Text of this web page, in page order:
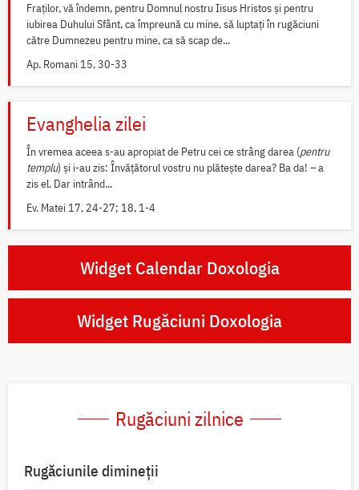
Fraților, vă îndemn, pentru Domnul nostru Iisus Hristos și pentru
iubirea Duhului Sfânt, ca împreună cu mine, să luptați în rugăciuni
către Dumnezeu pentru mine, ca să scap de...
Ap. Romani 15, 30-33
Evanghelia zilei
În vremea aceea s-au apropiat de Petru cei ce strâng darea (pentru
templu) și i-au zis: Învățătorul vostru nu plătește darea? Ba da! – a
zis el. Dar intrând...
Ev. Matei 17, 24-27; 18, 1-4
Widget Calendar Doxologia
Widget Rugăciuni Doxologia
Rugăciuni zilnice
Rugăciunile dimineții